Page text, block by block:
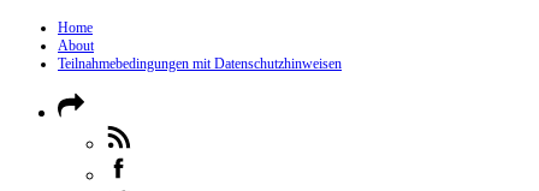
Home
About
Teilnahmebedingungen mit Datenschutzhinweisen